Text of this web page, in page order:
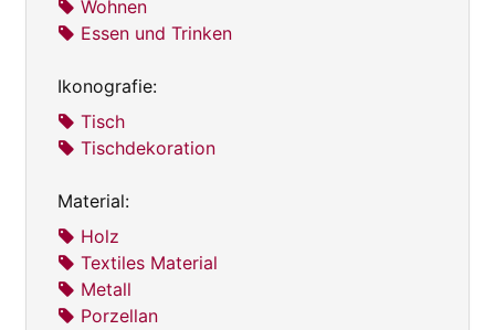
Wohnen
Essen und Trinken
Ikonografie:
Tisch
Tischdekoration
Material:
Holz
Textiles Material
Metall
Porzellan